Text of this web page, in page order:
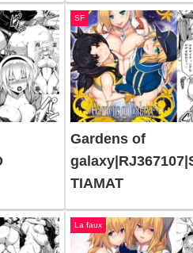
SF
Gardens of
TIAMAT
La faux